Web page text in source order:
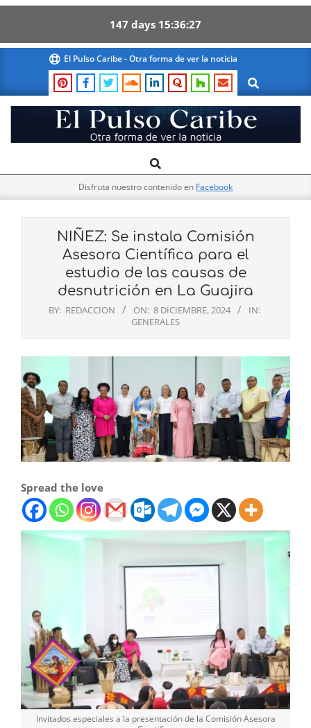
147 days 15 36 26
content
El Pulso Caribe - Otra forma de ver la noticia
Search
El
Pulso
Navigation
Search
Disfruta nuestro contenido en Facebook
NIÑEZ: Se instala Comisión
Asesora Científica para el
estudio de las causas de
desnutrición en La Guajira
BY: REDACCION ON: 8 DICIEMBRE, 2024
IN:
GENERALES
Spread the love
Invitados especiales a la presentación de la Comisión Asesora